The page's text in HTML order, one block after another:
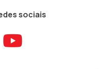
sociais
ao ao
Aceder